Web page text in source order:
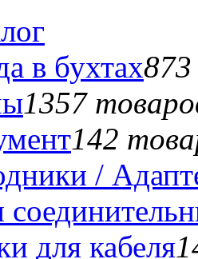
в бухтах
1357
142
/
для кабеля